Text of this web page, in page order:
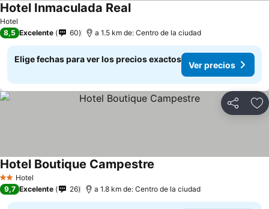
Hotel
Hotel Inmaculada Real
8,5 Excelente 60 a 1.5 km de: Centro de la ciudad
Elige fechas para ver los precios exactos
Ver precios
Compartir
2 Estrellas
Hotel
Hotel Boutique Campestre
9,7 Excelente 26 a 1.8 km de: Centro de la ciudad